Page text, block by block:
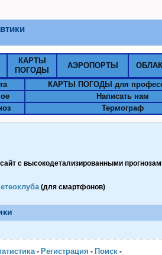
КАРТЫ
ПОГОДЫ
АЭРОПОРТЫ
КАРТЫ ПОГОДЫ для
Написать нам
Термограф
с высокодетализированными
(для смартфонов)
- Pегистрация - Поиск -